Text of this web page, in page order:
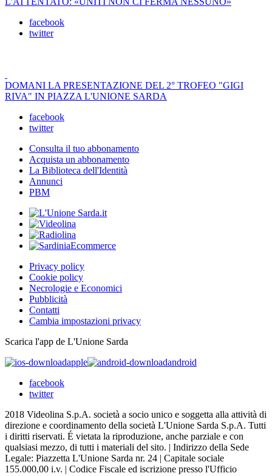
facebook
twitter
DOMANI LA PRESENTAZIONE DEL 2° TROFEO "GIGI
RIVA" IN PIAZZA L'UNIONE SARDA
facebook
twitter
Consulta il tuo abbonamento
Acquista un abbonamento
La Biblioteca dell'Identità
Annunci
PBM
Privacy policy
Cookie policy
Necrologie e Economici
Pubblicità
Contatti
Cambia impostazioni privacy
Scarica l'app de L'Unione Sarda
apple
android
facebook
twitter
2018 Videolina S.p.A. società a socio unico e soggetta alla attività di
direzione e coordinamento della società L'Unione Sarda S.p.A. Tutti
i diritti riservati. É vietata la riproduzione, anche parziale e con
qualsiasi mezzo, di tutti i materiali del sito. | Indirizzo della Sede
Legale: Piazzetta L'Unione Sarda nr. 24 | Capitale sociale
155.000,00 i.v. | Codice Fiscale ed iscrizione presso l'Ufficio